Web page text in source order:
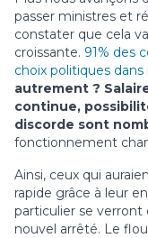
passer ministres et
constater que cela
croissante. 91% des
choix politiques dans
autrement ?
continue,
discorde sont
fonctionnement
Ainsi, ceux qui
rapide grâce à leur
particulier se verront
nouvel arrêté. Le